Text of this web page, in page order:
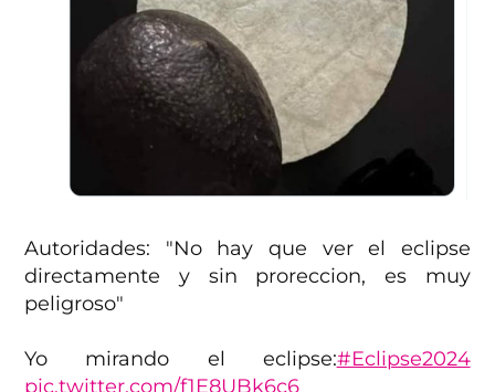
Autoridades: "No hay que ver el eclipse
directamente y sin proreccion, es muy
peligroso"
Yo mirando el eclipse:#Eclipse2024
pic.twitter.com/f1E8UBk6c6